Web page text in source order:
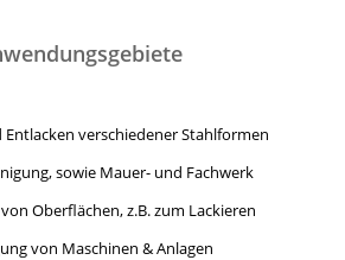
verschiedener Stahlformen
sowie Mauer- und Fachwerk
Oberflächen, z.B. zum Lackieren
von Maschinen & Anlagen